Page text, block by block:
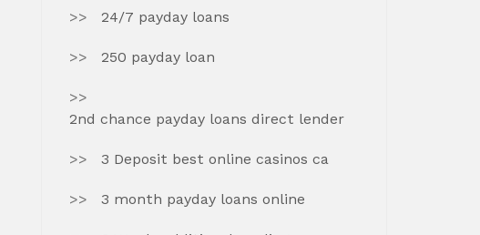
24/7 payday loans
250 payday loan
2nd chance payday loans direct lender
3 Deposit best online casinos ca
3 month payday loans online